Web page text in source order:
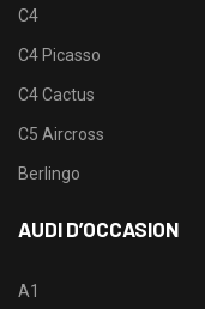
C4
C4 Picasso
C4 Cactus
C5 Aircross
Berlingo
AUDI D’OCCASION
A1